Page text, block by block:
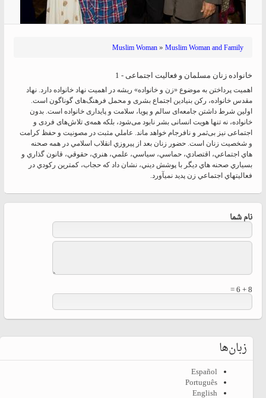
Muslim Woman » Muslim Woman and Family
خانواده زنان مسلمان و فعالیت اجتماعی - 1
اهمیت پرداختن به موضوع «زن و خانواده» ریشه در اهمیت نهاد خانواده دارد. نهاد
مقدس خانواده، رکن بنیادین اجتماع بشری و محمل فرهنگ‌های گوناگون است.
اولین شرط داشتن جامعه‌ای سالم و پویا، سلامت و پایداری خانواده است. بدون
خانواده، نه تنها هویت انسانی بشر نابود می‌شود، بلکه همه‌ی تلاش‌های فردی و
اجتماعی نیز بی‌ثمر و نافرجام خواهد ماند. عاملي مثبت در مصونيت و حفظ كرامت
و شخصيت زنان است. حضور زنان بعد از پيروزي انقلاب اسلامي در همه صحنه
‏هاي اجتماعي، اقتصادي، حماسي، سياسي، علمي، هنري، حقوقي، قانون گذاري و
بسياري صحنه‏ هاي ديگر با پوشش ديني، نشان داد كه حجاب، كمترين ركودي در
فعاليت‏هاي اجتماعي زن پديد نمي‏آورد.
نام شما
8 + 6 =
زبان‌ها
Español
Português
English